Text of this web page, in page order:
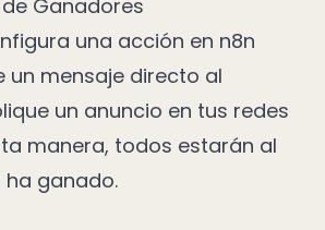
Ganadores
una acción en n8n
un mensaje directo al
un anuncio en tus redes
manera, todos estarán al
ganado.